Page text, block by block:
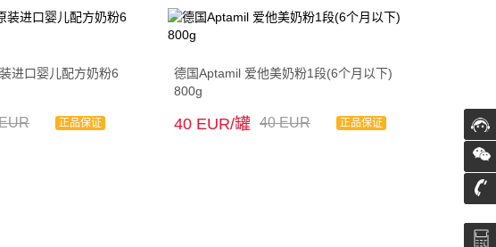
在
进口婴儿配方奶粉6
正品保证
德国Aptamil 爱他美奶粉1段(6个月以下)
800g
40 EUR/罐 40 EUR 正品保证